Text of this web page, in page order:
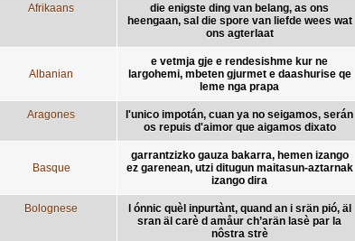
Afrikaans
die enigste ding van belang, as ons
heengaan, sal die spore van liefde wees wat
ons agterlaat
Albanian
e vetmja gje e rendesishme kur ne
largohemi, mbeten gjurmet e daashurise qe
leme nga prapa
Aragones
l'unico impotán, cuan ya no seigamos, serán
os repuis d'aimor que aigamos dixato
Basque
garrantzizko gauza bakarra, hemen izango
ez garenean, utzi ditugun maitasun-aztarnak
izango dira
Bolognese
l ónnic quèl inpurtànt, quand an i srän pió, äl
sran äl carè d amåur ch’arän lasè par la
nôstra strè